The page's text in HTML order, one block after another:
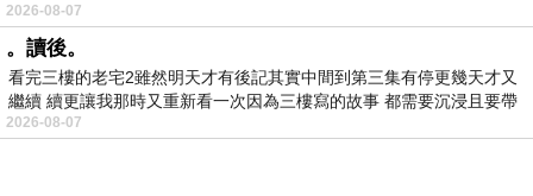
2026-08-07
。讀後。
看完三樓的老宅2雖然明天才有後記其實中間到第三集有停更幾天才又
繼續 續更讓我那時又重新看一次因為三樓寫的故事 都需要沉浸且要帶
有
2026-08-07